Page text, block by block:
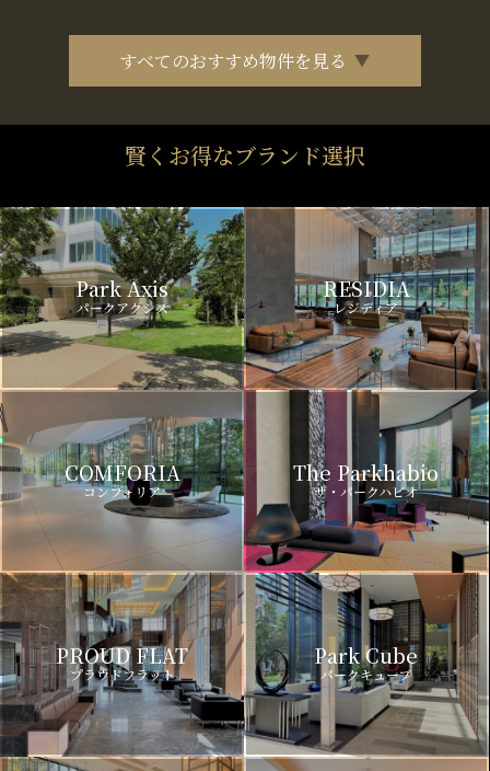
すべてのおすすめ物件を見る
賢くお得なブランド選択
Park Axis
パークアクシス
RESIDIA
レジディア
COMFORIA
コンフォリア
The Parkhabio
ザ・パークハビオ
PROUD FLAT
プラウドフラット
Park Cube
パークキューブ